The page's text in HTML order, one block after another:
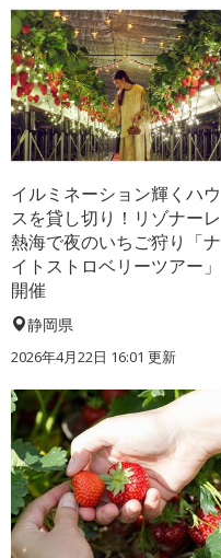
イルミネーション輝くハウ
スを貸し切り！リゾナーレ
熱海で夜のいちご狩り「ナ
イトストロベリーツアー」
開催
静岡県
2026年4月22日 16:01 更新